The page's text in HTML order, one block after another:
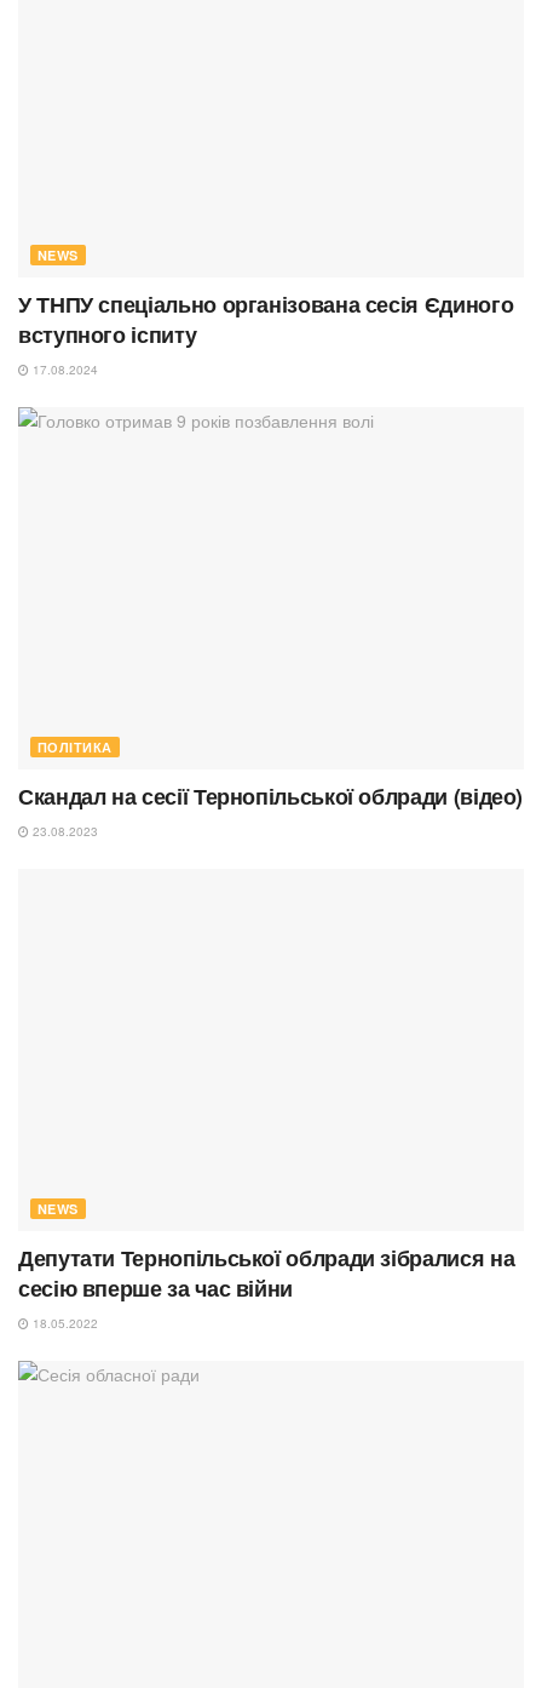
NEWS
У ТНПУ спеціально організована сесія Єдиного
вступного іспиту
17.08.2024
ПОЛІТИКА
Скандал на сесії Тернопільської облради (відео)
23.08.2023
NEWS
Депутати Тернопільської облради зібралися на
сесію вперше за час війни
18.05.2022